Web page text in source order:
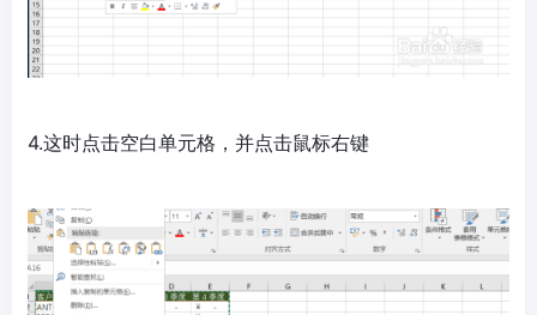
4.这时点击空白单元格，并点击鼠标右键